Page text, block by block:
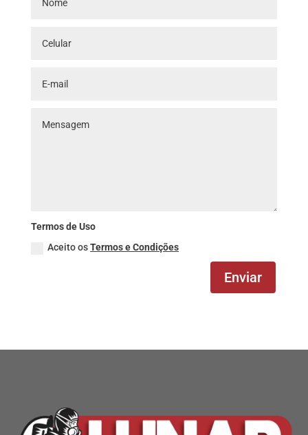
Termos de Uso
Aceito osTermos e Condições
Enviar